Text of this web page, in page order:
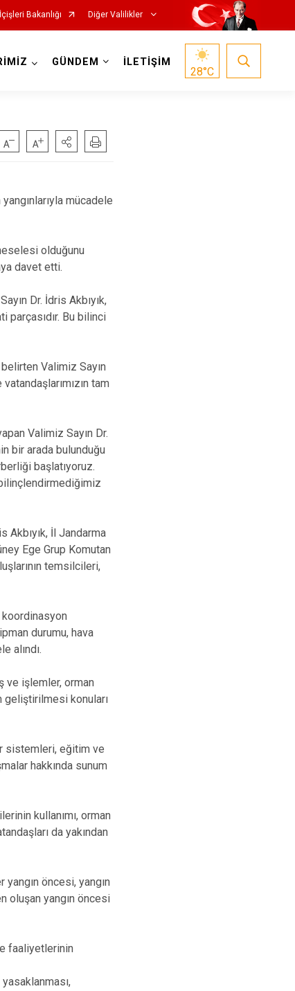
İçişleri Bakanlığı Diğer Valilikler
GÜNDEM İLETİŞİM
28°C
mücadele
olduğunu
davet etti.
Dr. İdris Akbıyık,
parçasıdır. Bu bilinci
Valimiz Sayın
tam
Valimiz Sayın Dr.
bir arada bulunduğu
başlatıyoruz.
bilinçlendirmediğimiz
Akbıyık, İl Jandarma
Ege Grup Komutan
temsilcileri,
koordinasyon
durumu, hava
alındı.
ve işlemler, orman
geliştirilmesi konuları
sistemleri, eğitim ve
hakkında sunum
kullanımı, orman
da yakından
öncesi, yangın
oluşan yangın öncesi
faaliyetlerinin